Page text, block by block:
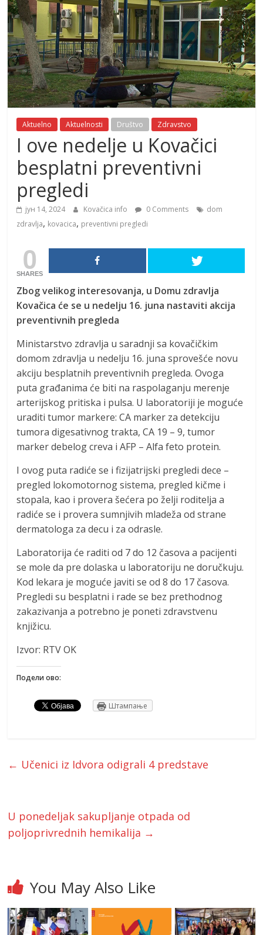
Aktuelno Aktuelnosti Društvo Zdravstvo
I ove nedelje u Kovačici
besplatni preventivni
pregledi
јун 14, 2024 Kovačica info 0 Comments
dom
zdravlja, kovacica, preventivni pregledi
0
SHARES
Zbog velikog interesovanja, u Domu zdravlja
Kovačica će se u nedelju 16. juna nastaviti akcija
preventivnih pregleda
Ministarstvo zdravlja u saradnji sa kovačičkim
domom zdravlja u nedelju 16. juna sprovešće novu
akciju besplatnih preventivnih pregleda. Ovoga
puta građanima će biti na raspolaganju merenje
arterijskog pritiska i pulsa. U laboratoriji je moguće
uraditi tumor markere: CA marker za detekciju
tumora digesativnog trakta, CA 19 – 9, tumor
marker debelog creva i AFP – Alfa feto protein.
I ovog puta radiće se i fizijatrijski pregledi dece –
pregled lokomotornog sistema, pregled kičme i
stopala, kao i provera šećera po želji roditelja a
radiće se i provera sumnjivih mladeža od strane
dermatologa za decu i za odrasle.
Laboratorija će raditi od 7 do 12 časova a pacijenti
se mole da pre dolaska u laboratoriju ne doručkuju.
Kod lekara je moguće javiti se od 8 do 17 časova.
Pregledi su besplatni i rade se bez prethodnog
zakazivanja a potrebno je poneti zdravstvenu
knjižicu.
Izvor: RTV OK
Подели ово:
Штампање
← Učenici iz Idvora odigrali 4 predstave
U ponedeljak sakupljanje otpada od
poljoprivrednih hemikalija →
You May Also Like